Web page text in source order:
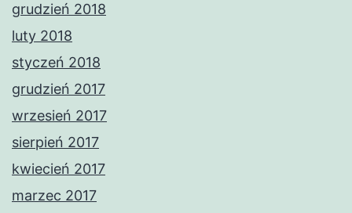
grudzień 2018
luty 2018
styczeń 2018
grudzień 2017
wrzesień 2017
sierpień 2017
kwiecień 2017
marzec 2017